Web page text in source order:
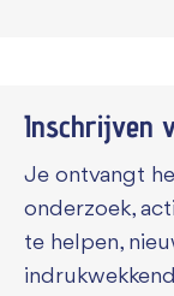
Inschrijven
Je ontvangt
onderzoek,
te helpen,